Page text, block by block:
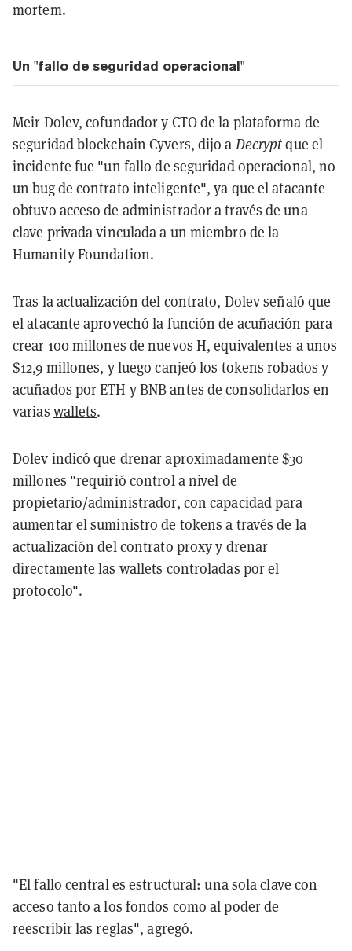
mortem.
Un "fallo de seguridad operacional"
Meir Dolev, cofundador y CTO de la plataforma de
seguridad blockchain Cyvers, dijo a Decryptque el
incidente fue "un fallo de seguridad operacional, no
un bug de contrato inteligente", ya que el atacante
obtuvo acceso de administrador a través de una
clave privada vinculada a un miembro de la
Humanity Foundation.
Tras la actualización del contrato, Dolev señaló que
el atacante aprovechó la función de acuñación para
crear 100 millones de nuevos H, equivalentes a unos
$12,9 millones, y luego canjeó los tokens robados y
acuñados por ETH y BNB antes de consolidarlos en
varias wallets.
Dolev indicó que drenar aproximadamente $30
millones "requirió control a nivel de
propietario/administrador, con capacidad para
aumentar el suministro de tokens a través de la
actualización del contrato proxy y drenar
directamente las wallets controladas por el
protocolo".
"El fallo central es estructural: una sola clave con
acceso tanto a los fondos como al poder de
reescribir las reglas", agregó.